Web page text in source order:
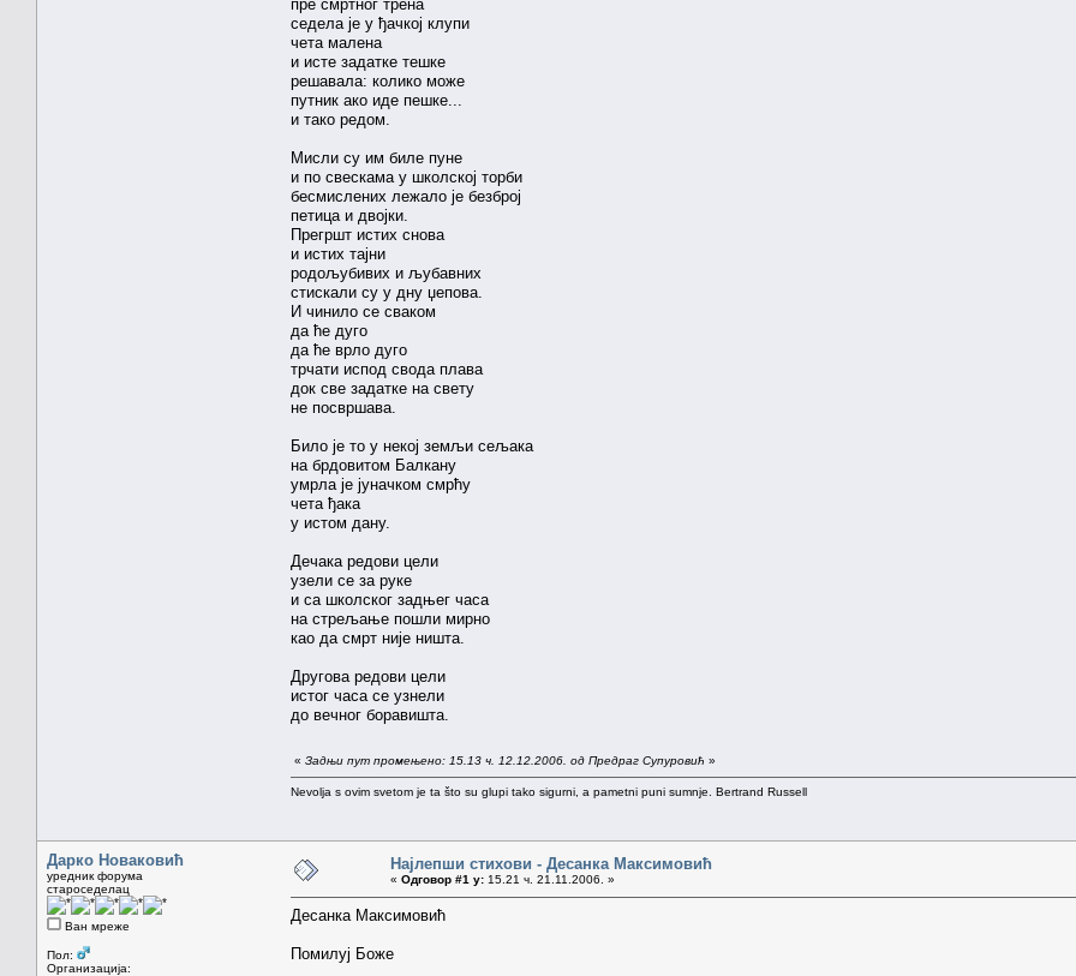
пре смртног трена
седела је у ђачкој клупи
чета малена
и исте задатке тешке
решавала: колико може
путник ако иде пешке...
и тако редом.
Мисли су им биле пуне
и по свескама у школској торби
бесмислених лежало је безброј
петица и двојки.
Прегршт истих снова
и истих тајни
родољубивих и љубавних
стискали су у дну џепова.
И чинило се сваком
да ће дуго
да ће врло дуго
трчати испод свода плава
док све задатке на свету
не посвршава.
Било је то у некој земљи сељака
на брдовитом Балкану
умрла је јуначком смрћу
чета ђака
у истом дану.
Дечака редови цели
узели се за руке
и са школског задњег часа
на стрељање пошли мирно
као да смрт није ништа.
Другова редови цели
истог часа се узнели
до вечног боравишта.
« Задњи пут промењено: 15.13 ч. 12.12.2006. од Предраг Супуровић »
Nevolja s ovim svetom je ta što su glupi tako sigurni, a pametni puni sumnje. Bertrand Russell
Дарко Новаковић
уредник форума
староседелац
Ван мреже
Пол:
Организација:
Најлепши стихови - Десанка Максимовић
« Одговор #1 у: 15.21 ч. 21.11.2006. »
Десанка Максимовић
Помилуј Боже